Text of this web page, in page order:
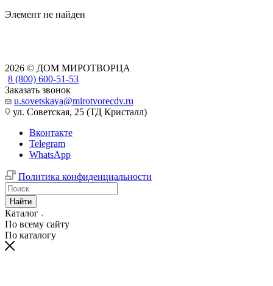
Элемент не найден
2026 © ДОМ МИРОТВОРЦА
8 (800) 600-51-53
Заказать звонок
u.sovetskaya@mirotvorecdv.ru
ул. Советская, 25 (ТД Кристалл)
Вконтакте
Telegram
WhatsApp
Политика конфиденциальности
Найти
Каталог
По всему сайту
По каталогу